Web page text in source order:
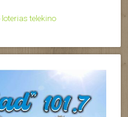
telekino